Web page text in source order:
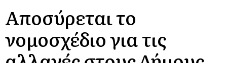
Αποσύρεται το
νομοσχέδιο για τις